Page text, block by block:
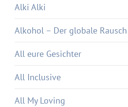
Alki Alki
Alkohol – Der globale Rausch
All eure Gesichter
All Inclusive
All My Loving